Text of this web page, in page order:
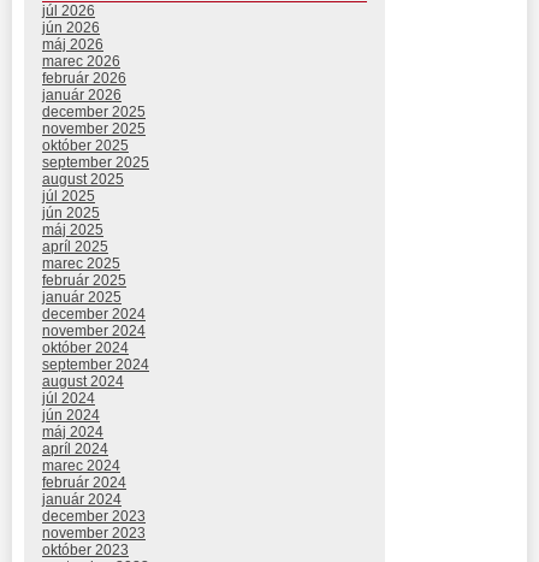
júl 2026
jún 2026
máj 2026
marec 2026
február 2026
január 2026
december 2025
november 2025
október 2025
september 2025
august 2025
júl 2025
jún 2025
máj 2025
apríl 2025
marec 2025
február 2025
január 2025
december 2024
november 2024
október 2024
september 2024
august 2024
júl 2024
jún 2024
máj 2024
apríl 2024
marec 2024
február 2024
január 2024
december 2023
november 2023
október 2023